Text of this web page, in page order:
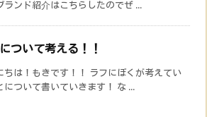
ランド紹介はこちらしたのでぜ ...
ついて考える！！
ちは！もきです！！ ラフにぼくが考えてい
について書いていきます！ な ...